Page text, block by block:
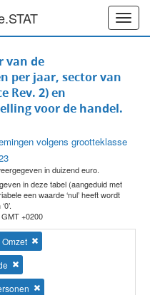
van de
per jaar, sector van
Rev. 2) en
voor de handel.
volgens grootteklasse
in duizend euro.
in deze tabel (aangeduid met
een waarde ‘nul’ heeft wordt
+0200
Omzet